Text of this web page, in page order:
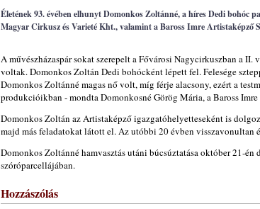
Életének 93. évében elhunyt Domonkos Zoltánné, a híres Dedi bohóc
Magyar Cirkusz és Varieté Kht., valamint a Baross Imre Artistaképző
A művészházaspár sokat szerepelt a Fővárosi Nagycirkuszban a
voltak. Domonkos Zoltán Dedi bohócként lépett fel. Felesége
Domonkos Zoltánné magas nő volt, míg férje alacsony, ezért a
produkcióikban - mondta Domonkosné Görög Mária, a Baross
Domonkos Zoltán az Artistaképző igazgatóhelyetteseként is
majd más feladatokat látott el. Az utóbbi 20 évben visszavonultan
Domonkos Zoltánné hamvasztás utáni búcsúztatása október 21-
szóróparcellájában.
Hozzászólás